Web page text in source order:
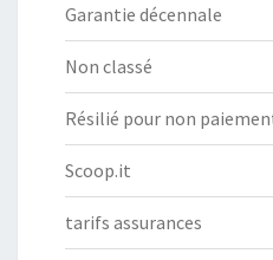
Garantie décennale
Non classé
Résilié pour non
Scoop.it
tarifs assurances